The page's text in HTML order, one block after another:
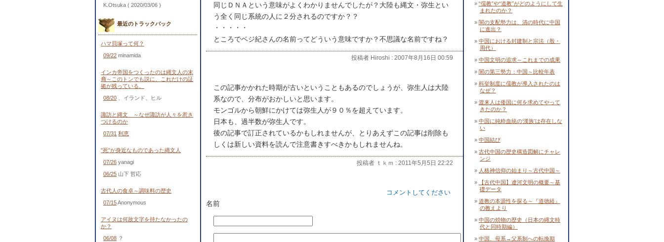
K.Otsuka ( 2020/03/06 )
最近のトラックバック
ハマ貝塚って何？
09/22 minamida
インカ帝国をつくったのは縄文人の末
裔～このトンでも説に、これだけの証
拠が残っている。
08/20
、イランド、ヒル
諏訪と縄文 ～なぜ諏訪が人々を惹き
つけるのか
07/31 利恵
"死"が身近なものであった縄文人
07/26 yanagi
06/25 山下 哲応
古代人の食卓～調味料の歴史
07/15Anonymous
アイヌは何故文字を持たなかったの
か？
06/08 ？
同じＤＮＡという意味がよくわかりませんでしたが？大陸も縄文・弥生とい
う全く同じ系統の人に２分されるのですか？？
・・・・・
ところでベジ紀さんの名前ってどういう意味ですか？不思議な名前ですね？
投稿者 Hiroshi : 2007年8月16日 00:59
この記事かかれた時期が古いということもあるのでしょうが、弥生人は大陸
系なので、分布がおかしいと思います。
モンゴルから朝鮮にかけては弥生人が９０％を超えています。
日本も、過半数が弥生人です。
後の記事で訂正されているかもしれませんが、とりあえずこの記事は削除も
しくは新しい資料を読んで注意書きすべきかもしれませんね。
投稿者 ｔｋｍ : 2011年5月5日 22:22
コメントしてください
名前
“儒教”や“道教”がどのようにして生
まれたのか？
闇の支配勢力は、清の時代に中国
に進出？
中国における封建制と宗法（殷・
周代）
中国文明の追求～これまでの成果
闇の第三勢力：中国～比較年表
科挙制度に儒教が導入されたのは
なぜ？
渡来人は倭国に何を求めてやって
きたのか？
中国に純粋血統の‘漢族’は存在しな
い
中国結び
古代中国の歴史構造図解にチャレ
ンジ
人格神信仰の始まり～古代中国～
【古代中国】遼河文明の概要～基
礎データ
道教の本源性を探る～『道徳経』
の教えより
中国の焼物の歴史（日本の縄文時
代と同時期編）
中国、母系→父系制への転換期